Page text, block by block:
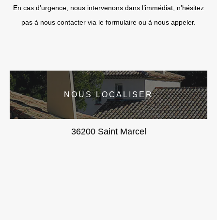
En cas d’urgence, nous intervenons dans l’immédiat, n’hésitez
pas à nous contacter via le formulaire ou à nous appeler.
NOUS LOCALISER
36200 Saint Marcel